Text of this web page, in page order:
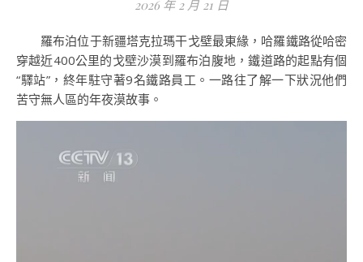
2026 年 2 月 21 日
羅布泊位于新疆塔克拉瑪干戈壁最東緣，哈羅鐵路從哈密
穿越近400公里的戈壁沙漠到羅布泊腹地，鐵道路的起點有個
“驛站”，終年駐守著9名鐵路員工。一路往了解一下狀況他們
苦守無人區的年夜漠故事。